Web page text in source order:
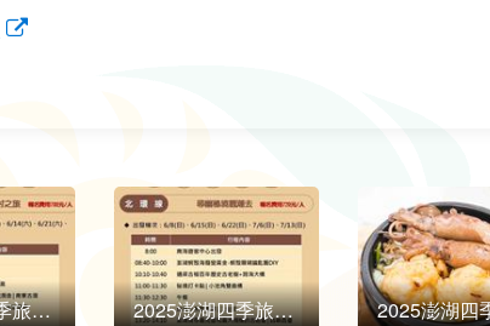
2025澎湖四季旅行「気軽に古きを訪ねる」が相次いで登場！ 2025澎湖四季旅行「気軽に古きを訪ねる」が相次いで登場！